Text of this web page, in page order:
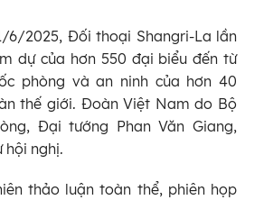
6/2025, Đối thoại Shangri-La lần
dự của hơn 550 đại biểu đến từ
phòng và an ninh của hơn 40
thế giới. Đoàn Việt Nam do Bộ
Đại tướng Phan Văn Giang,
hội nghị.
thảo luận toàn thể, phiên họp